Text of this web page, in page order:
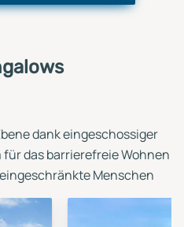
dank eingeschossiger
das barrierefreie Wohnen
Menschen